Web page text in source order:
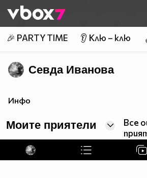
👾
🎉 PARTY TIME 👂 Клю – клю
Севда Иванова
Инфо
Моите приятели
Все